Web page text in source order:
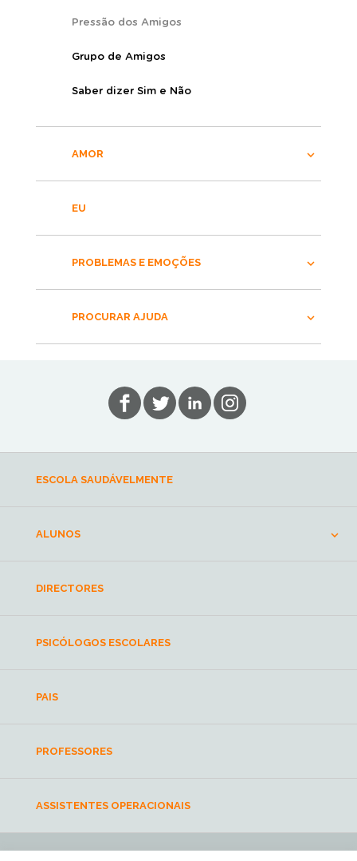
Pressão dos Amigos
Grupo de Amigos
Saber dizer Sim e Não
AMOR
EU
PROBLEMAS E EMOÇÕES
PROCURAR AJUDA
ESCOLA SAUDÁVELMENTE
ALUNOS
DIRECTORES
PSICÓLOGOS ESCOLARES
PAIS
PROFESSORES
ASSISTENTES OPERACIONAIS